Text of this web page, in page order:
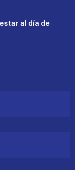
al día de